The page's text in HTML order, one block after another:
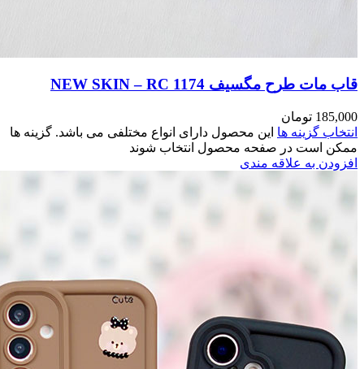
مختلفی می باشد. گزینه ها